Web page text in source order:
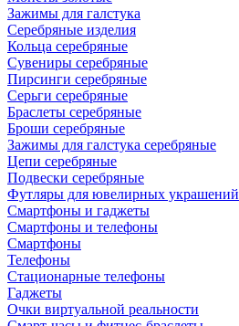
Зажимы для галстука
Серебряные изделия
Кольца серебряные
Сувениры серебряные
Пирсинги серебряные
Серьги серебряные
Браслеты серебряные
Броши серебряные
Зажимы для галстука серебряные
Цепи серебряные
Подвески серебряные
Футляры для ювелирных украшений
Смартфоны и гаджеты
Смартфоны и телефоны
Смартфоны
Телефоны
Стационарные телефоны
Гаджеты
Очки виртуальной реальности